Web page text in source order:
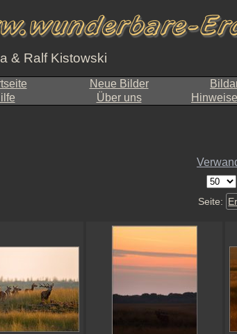
& Ralf Kistowski
Neue Bilder
Über uns
Seite: